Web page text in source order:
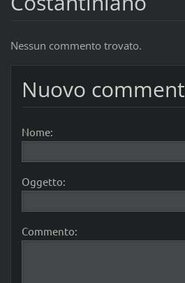
Nessun commento trovato.
Nuovo
Nome:
Oggetto:
Commento: